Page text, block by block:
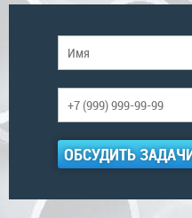
ОБСУДИТЬ